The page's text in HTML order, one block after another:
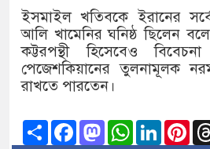
ইসমাইল খতিবকে ইরানের
আলি খামেনির ঘনিষ্ঠ ছিলেন
কট্টরপন্থী হিসেবেও
পেজেশকিয়ানের তুলনামূলক নরম
রাখতে পারতেন।
ShareFacebook
Mastodon
WhatsApp